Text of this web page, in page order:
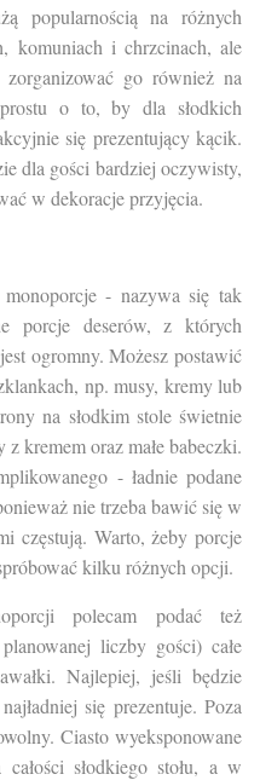
popularnością na różnych
komuniach i chrzcinach, ale
go również na
o to, by dla słodkich
się prezentujący kącik.
dla gości bardziej oczywisty,
w dekoracje przyjęcia.
- nazywa się tak
porcje deserów, z których
ogromny. Możesz postawić
np. musy, kremy lub
na słodkim stole świetnie
kremem oraz małe babeczki.
- ładnie podane
nie trzeba bawić się w
częstują. Warto, żeby porcje
kilku różnych opcji.
polecam podać też
liczby gości) całe
Najlepiej, jeśli będzie
się prezentuje. Poza
Ciasto wyeksponowane
słodkiego stołu, a w